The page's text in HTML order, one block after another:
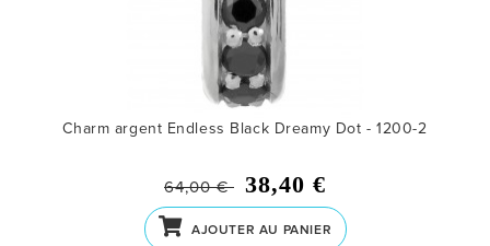
Charm argent Endless Black Dreamy Dot - 1200-2
64,00 € 38,40 €
AJOUTER AU PANIER